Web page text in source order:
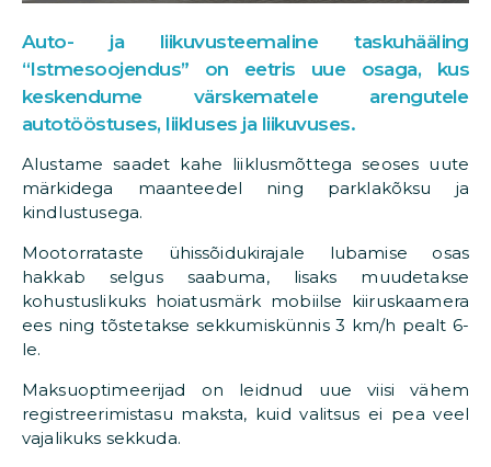
Auto- ja liikuvusteemaline taskuhääling
“Istmesoojendus” on eetris uue osaga, kus
keskendume värskematele arengutele
autotööstuses, liikluses ja liikuvuses.
Alustame saadet kahe liiklusmõttega seoses uute
märkidega maanteedel ning parklakõksu ja
kindlustusega.
Mootorrataste ühissõidukirajale lubamise osas
hakkab selgus saabuma, lisaks muudetakse
kohustuslikuks hoiatusmärk mobiilse kiiruskaamera
ees ning tõstetakse sekkumiskünnis 3 km/h pealt 6-
le.
Maksuoptimeerijad on leidnud uue viisi vähem
registreerimistasu maksta, kuid valitsus ei pea veel
vajalikuks sekkuda.